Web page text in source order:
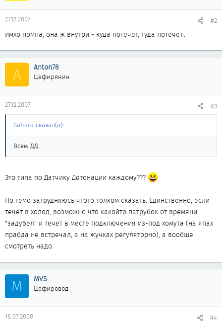
27.12.2007 #2
имхо помпа, она ж внутри - куда потечет, туда потечет..
A Anton78
Цефирянин
27.12.2007 #3
Sahara сказал(а):
Всем ДД.
Это типа по Датчику Детонации каждому???
По теме затрудняюсь чтото толком сказать. Единственно, если
течет в холод, возможно что какойто патрубок от времяни
"задубел" и течет в месте подключения из-под хомута (на япах
прабда не встречал, а на жучках регуляторно), а вообще
смотреть надо.
M MVS
Цефировод
16.07.2008 #4